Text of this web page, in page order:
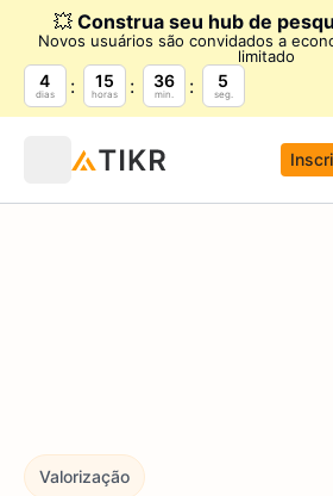
💥 Construa seu hub de
Novos usuários são convidados a
limitado
4
dias
15
horas
36
min.
3
seg.
Valorização